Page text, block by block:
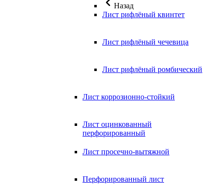
Назад
Лист рифлёный квинтет
Лист рифлёный чечевица
Лист рифлёный ромбический
Лист коррозионно-стойкий
Лист оцинкованный
перфорированный
Лист просечно-вытяжной
Перфорированный лист